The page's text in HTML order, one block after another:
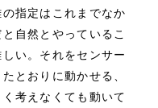
指定はこれまでなか
自然とやっているこ
い。それをセンサー
とおりに動かせる、
考えなくても動いて